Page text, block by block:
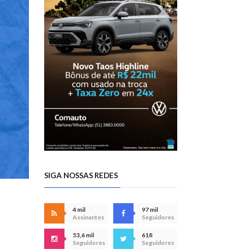
SIGA NOSSAS REDES
4 mil
Assinantes
97 mil
Seguidores
53,6 mil
Seguidores
618
Seguidores